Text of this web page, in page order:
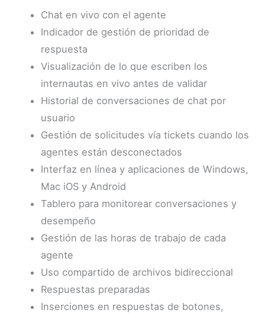
Chat en vivo con el agente
Indicador de gestión de prioridad de
respuesta
Visualización de lo que escriben los
internautas en vivo antes de validar
Historial de conversaciones de chat por
usuario
Gestión de solicitudes vía tickets cuando los
agentes están desconectados
Interfaz en línea y aplicaciones de Windows,
Mac iOS y Android
Tablero para monitorear conversaciones y
desempeño
Gestión de las horas de trabajo de cada
agente
Uso compartido de archivos bidireccional
Respuestas preparadas
Inserciones en respuestas de botones,